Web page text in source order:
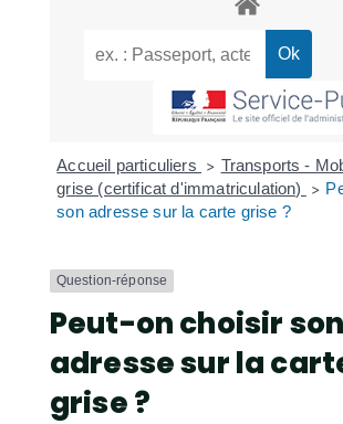
Accueil particuliers > Transports -
grise (certificat d'immatriculation)
>
son adresse sur la carte grise ?
Question-réponse
Peut-on choisir son
adresse sur la
grise ?